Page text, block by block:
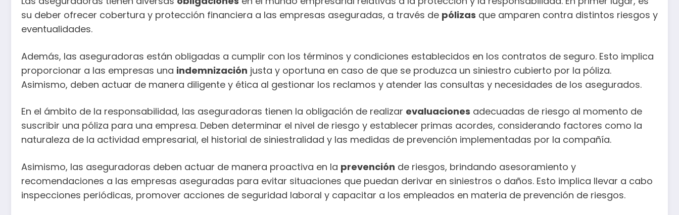
su deber ofrecer cobertura y protección financiera a las empresas aseguradas, a través de pólizas que amparen contra distintos riesgos y
eventualidades.
Además, las aseguradoras están obligadas a cumplir con los términos y condiciones establecidos en los contratos de seguro. Esto implica
proporcionar a las empresas una indemnización justa y oportuna en caso de que se produzca un siniestro cubierto por la póliza.
Asimismo, deben actuar de manera diligente y ética al gestionar los reclamos y atender las consultas y necesidades de los asegurados.
En el ámbito de la responsabilidad, las aseguradoras tienen la obligación de realizar evaluaciones adecuadas de riesgo al momento de
suscribir una póliza para una empresa. Deben determinar el nivel de riesgo y establecer primas acordes, considerando factores como la
naturaleza de la actividad empresarial, el historial de siniestralidad y las medidas de prevención implementadas por la compañía.
Asimismo, las aseguradoras deben actuar de manera proactiva en la prevención de riesgos, brindando asesoramiento y
recomendaciones a las empresas aseguradas para evitar situaciones que puedan derivar en siniestros o daños. Esto implica llevar a cabo
inspecciones periódicas, promover acciones de seguridad laboral y capacitar a los empleados en materia de prevención de riesgos.